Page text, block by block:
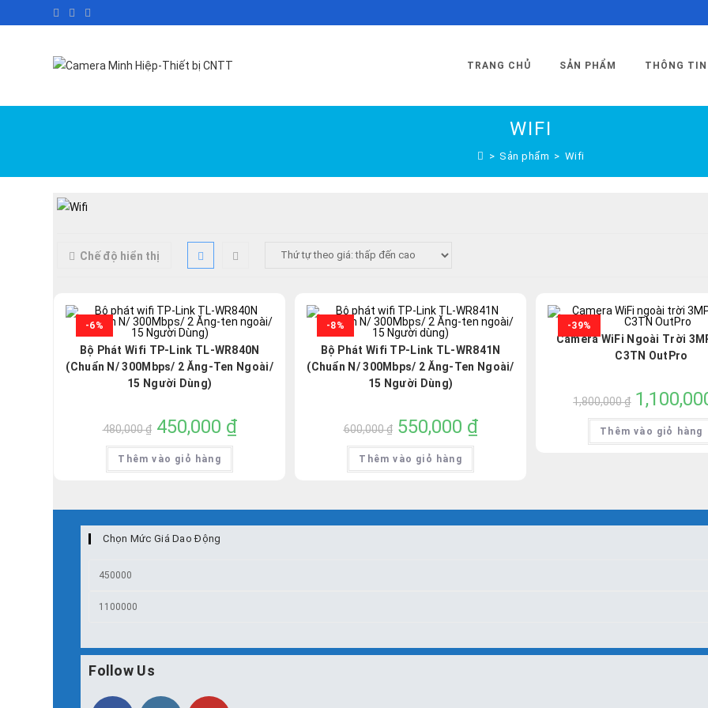
to
TRANG CHỦ SẢN PHẨM THÔNG TIN
WIFI
> Sản phẩm > Wifi
Chế độ hiển thị
-6%
Bộ Phát Wifi TP-Link TL-WR840N
(Chuẩn N/ 300Mbps/ 2 Ăng-Ten Ngoài/
15 Người Dùng)
480,000₫
Giá
gốc
là:
480,000 ₫.
450,000 ₫Giá
hiện
Thêm vào giỏ hàng
-8%
Bộ Phát Wifi TP-Link TL-WR841N
(Chuẩn N/ 300Mbps/ 2 Ăng-Ten Ngoài/
15 Người Dùng)
600,000₫
Giá
gốc
là:
600,000 ₫.
550,000 ₫Giá
hiện
Thêm vào giỏ hàng
-39%
Camera WiFi Ngoài Trời
C3TN OutPro
1,800,000₫
Giá
gốc
là:
1,800,000 ₫.
Thêm vào giỏ hàng
Chọn Mức Giá Dao Động
nhất
Follow Us